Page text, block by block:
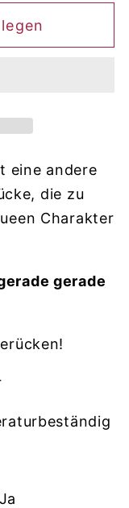
eine andere
die zu
Charakter
gerade
Ja